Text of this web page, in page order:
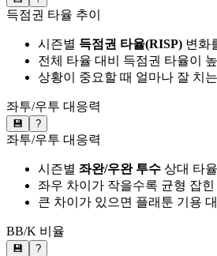
득점권 타율 추이
시즌별 득점권 타율(RISP) 변화
전체 타율 대비 득점권 타율이
상황이 중요할 때 얼마나 잘 치
좌투/우투 대응력
💾 ?
좌투/우투 대응력
시즌별 좌완/우완 투수 상대 타
좌우 차이가 작을수록 균형 잡
큰 차이가 있으면 플래툰 기용
BB/K 비율
💾 ?